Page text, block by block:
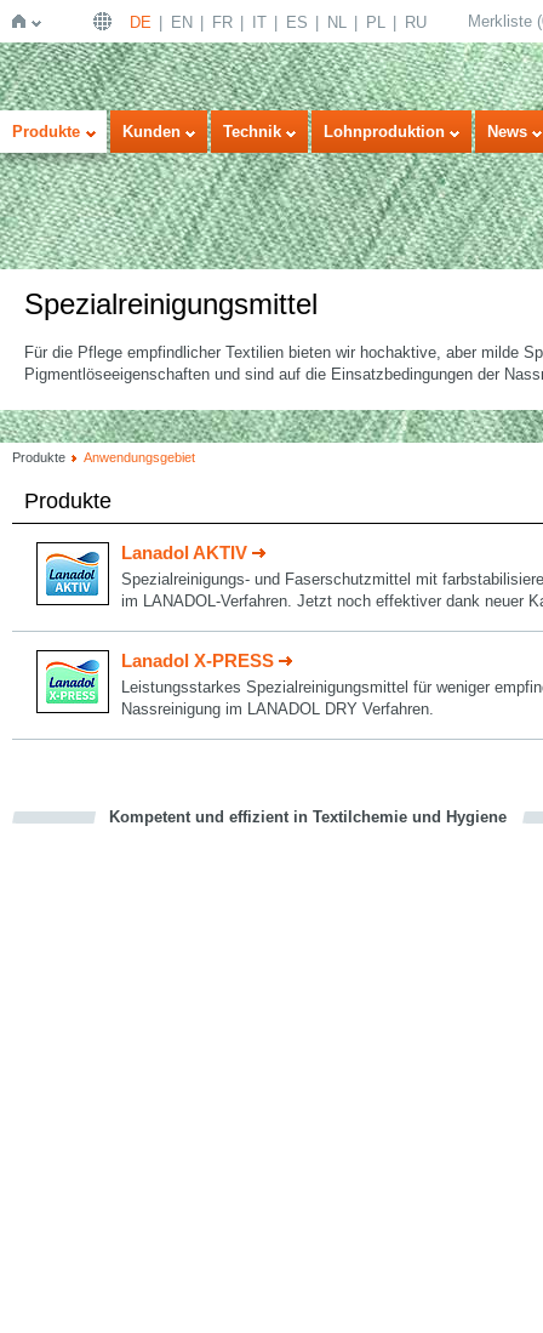
Startseite
DE EN FR IT ES NL PL RU Merkliste (
Produkte Kunden Technik Lohnproduktion News
Spezialreinigungsmittel
Für die Pflege empfindlicher Textilien bieten wir hochaktive, aber milde
Pigmentlöseeigenschaften und sind auf die Einsatzbedingungen der
Produkte Anwendungsgebiet
Produkte
Lanadol AKTIV
Spezialreinigungs- und Faserschutzmittel mit
im LANADOL-Verfahren. Jetzt noch effektiver dank neuer
Lanadol X-PRESS
Leistungsstarkes Spezialreinigungsmittel für weniger
Nassreinigung im LANADOL DRY Verfahren.
Kompetent und effizient in Textilchemie und Hygiene